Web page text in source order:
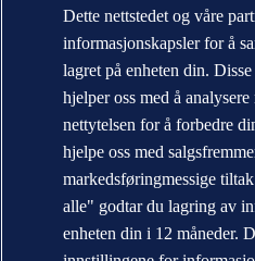
Dette nettstedet og våre
informasjonskapsler for å
lagret på enheten din.
hjelper oss med å
nettytelsen for å forbedre
hjelpe oss med
markedsføringmessige
alle" godtar du lagring av
enheten din i 12 måneder.